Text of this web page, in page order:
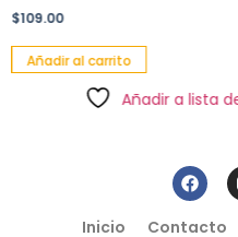
$109.00
Añadir al carrito
Añadir a lista
Inicio Contacto